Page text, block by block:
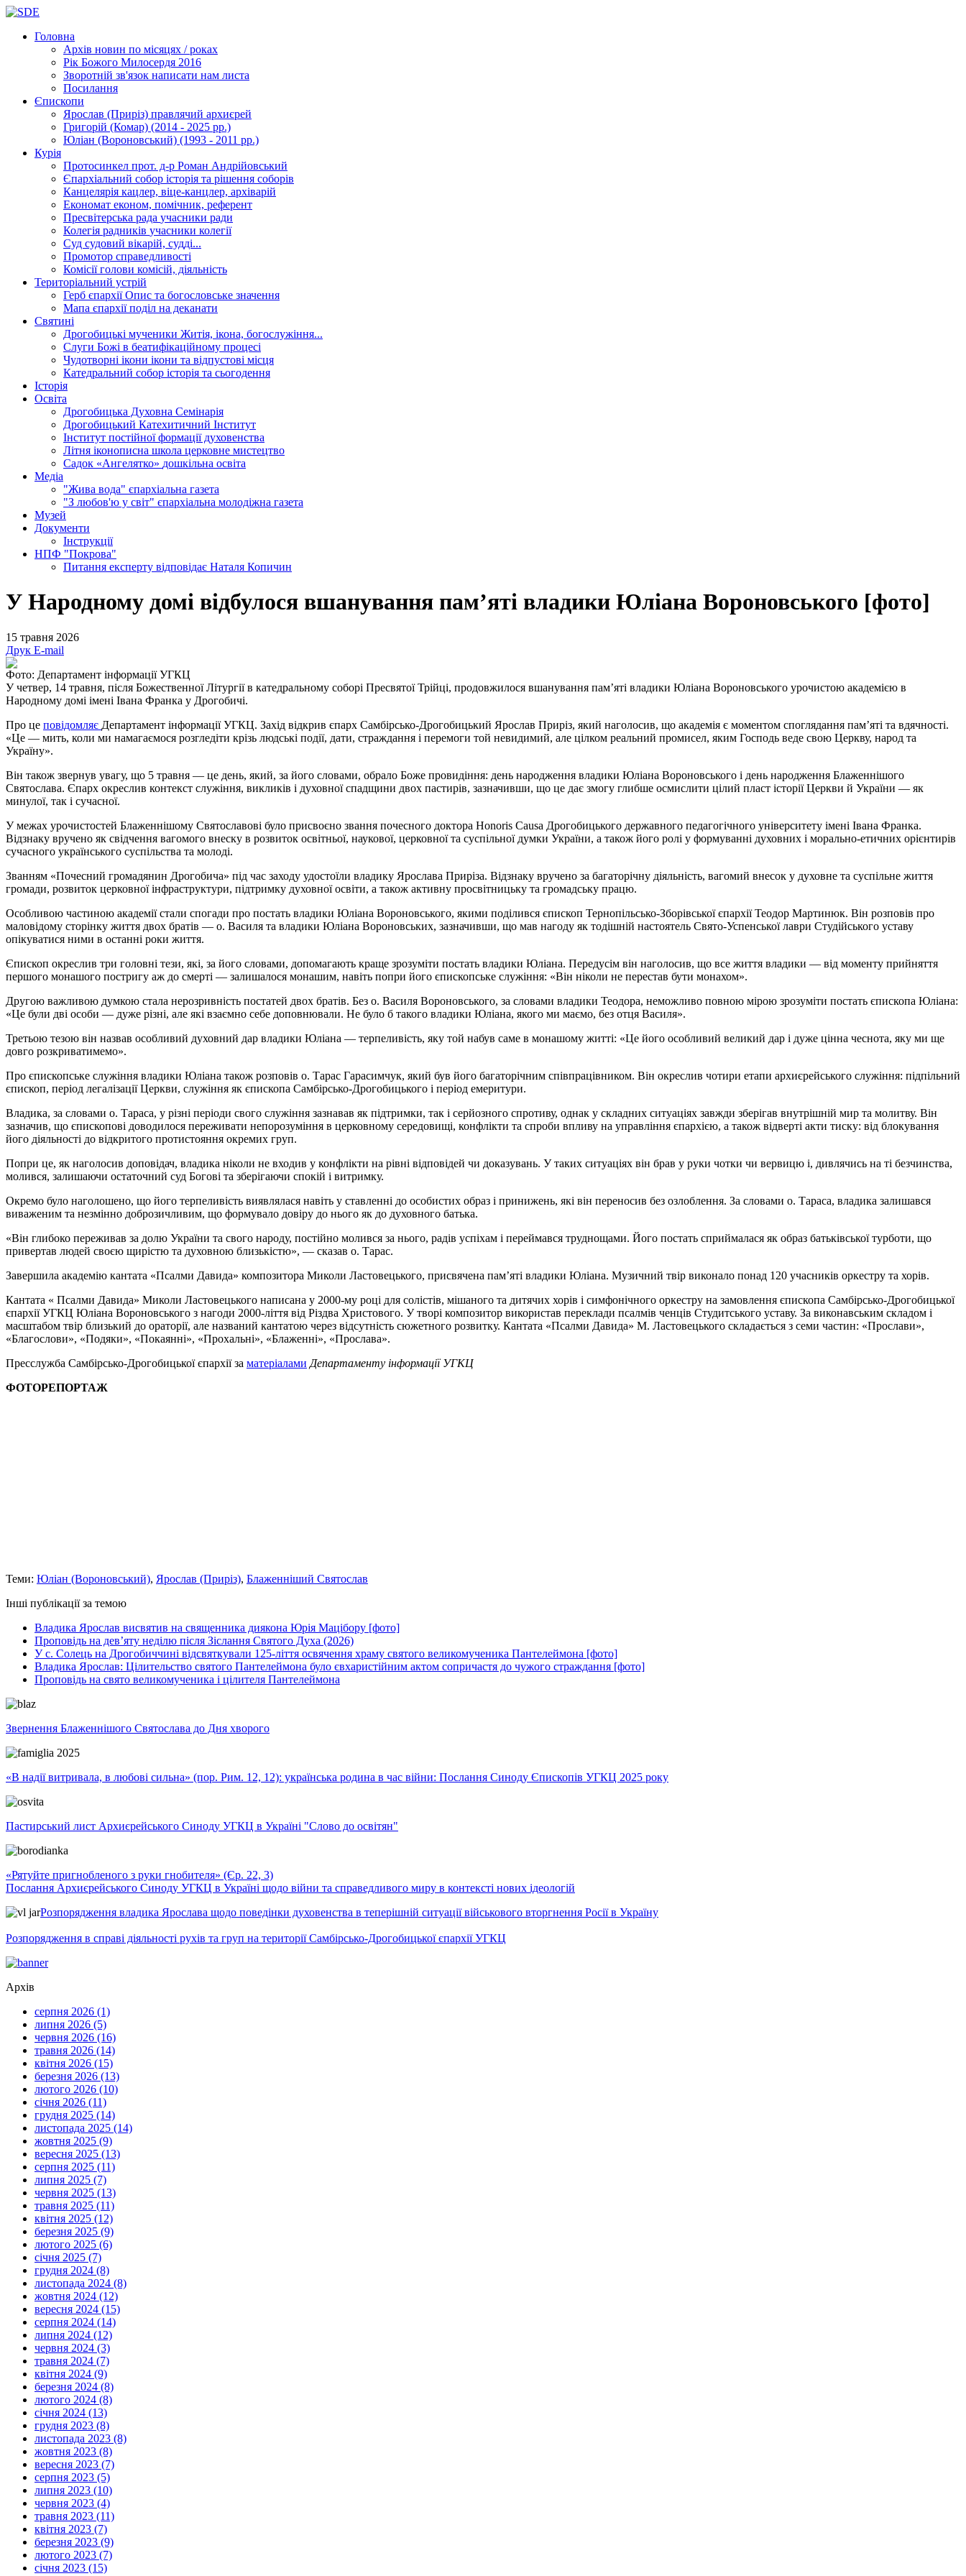
Головна
Архів новин по місяцях / роках
Рік Божого Милосердя 2016
Зворотній зв'язок написати нам листа
Посилання
Єпископи
Ярослав (Приріз) правлячий архиєрей
Григорій (Комар) (2014 - 2025 рр.)
Юліан (Вороновський) (1993 - 2011 рр.)
Курія
Протосинкел прот. д-р Роман Андрійовський
Єпархіальний собор історія та рішення соборів
Канцелярія кацлер, віце-канцлер, архіварій
Економат економ, помічник, референт
Пресвітерська рада учасники ради
Колегія радників учасники колегії
Суд судовий вікарій, судді...
Промотор справедливості
Комісіїголови комісій, діяльність
Територіальний устрій
Герб єпархіїОпис та богословське значення
Мапа єпархіїподіл на деканати
Святині
Дрогобицькі мученики Житія, ікона, богослужіння...
Слуги Божі в беатифікаційному процесі
Чудотворні ікони ікони та відпустові місця
Катедральний собор історія та сьогодення
Історія
Освіта
Дрогобицька Духовна Семінарія
Дрогобицький Катехитичний Інститут
Інститут постійної формації духовенства
Літня іконописна школа церковне мистецтво
Садок «Ангелятко» дошкільна освіта
Медіа
"Жива вода" єпархіальна газета
"З любов'ю у світ" єпархіальна молодіжна газета
Музей
Документи
Інструкції
НПФ "Покрова"
Питання експерту відповідає Наталя Копичин
У Народному домі відбулося вшанування пам’яті владики Юліана Вороновського [фото]
15 травня 2026
Друк E-mail
Фото: Департамент інформації УГКЦ
У четвер, 14 травня, після Божественної Літургії в катедральному соборі Пресвятої Трійці, продовжилося вшанування пам’яті владики Юліана Вороновського урочистою академією в
Народному домі імені Івана Франка у Дрогобичі.
Про це повідомляє Департамент інформації УГКЦ. Захід відкрив єпарх Самбірсько-Дрогобицький Ярослав Приріз, який наголосив, що академія є моментом споглядання пам’яті та вдячності.
«Це — мить, коли ми намагаємося розгледіти крізь людські події, дати, страждання і перемоги той невидимий, але цілком реальний промисел, яким Господь веде свою Церкву, народ та
Україну».
Він також звернув увагу, що 5 травня — це день, який, за його словами, обрало Боже провидіння: день народження владики Юліана Вороновського і день народження Блаженнішого
Святослава. Єпарх окреслив контекст служіння, викликів і духовної спадщини двох пастирів, зазначивши, що це дає змогу глибше осмислити цілий пласт історії Церкви й України — як
минулої, так і сучасної.
У межах урочистостей Блаженнішому Святославові було присвоєно звання почесного доктора Honoris Causa Дрогобицького державного педагогічного університету імені Івана Франка.
Відзнаку вручено як свідчення вагомого внеску в розвиток освітньої, наукової, церковної та суспільної думки України, а також його ролі у формуванні духовних і морально-етичних орієнтирів
сучасного українського суспільства та молоді.
Званням «Почесний громадянин Дрогобича» під час заходу удостоїли владику Ярослава Приріза. Відзнаку вручено за багаторічну діяльність, вагомий внесок у духовне та суспільне життя
громади, розвиток церковної інфраструктури, підтримку духовної освіти, а також активну просвітницьку та громадську працю.
Особливою частиною академії стали спогади про постать владики Юліана Вороновського, якими поділився єпископ Тернопільсько-Зборівської єпархії Теодор Мартинюк. Він розповів про
маловідому сторінку життя двох братів — о. Василя та владики Юліана Вороновських, зазначивши, що мав нагоду як тодішній настоятель Свято-Успенської лаври Студійського уставу
опікуватися ними в останні роки життя.
Єпископ окреслив три головні тези, які, за його словами, допомагають краще зрозуміти постать владики Юліана. Передусім він наголосив, що все життя владики — від моменту прийняття
першого монашого постригу аж до смерті — залишалося монашим, навіть попри його єпископське служіння: «Він ніколи не перестав бути монахом».
Другою важливою думкою стала нерозривність постатей двох братів. Без о. Василя Вороновського, за словами владики Теодора, неможливо повною мірою зрозуміти постать єпископа Юліана:
«Це були дві особи — дуже різні, але які взаємно себе доповнювали. Не було б такого владики Юліана, якого ми маємо, без отця Василя».
Третьою тезою він назвав особливий духовний дар владики Юліана — терпеливість, яку той набув саме в монашому житті: «Це його особливий великий дар і дуже цінна чеснота, яку ми ще
довго розкриватимемо».
Про єпископське служіння владики Юліана також розповів о. Тарас Гарасимчук, який був його багаторічним співпрацівником. Він окреслив чотири етапи архиєрейського служіння: підпільний
єпископ, період легалізації Церкви, служіння як єпископа Самбірсько-Дрогобицького і період емеритури.
Владика, за словами о. Тараса, у різні періоди свого служіння зазнавав як підтримки, так і серйозного спротиву, однак у складних ситуаціях завжди зберігав внутрішній мир та молитву. Він
зазначив, що єпископові доводилося переживати непорозуміння в церковному середовищі, конфлікти та спроби впливу на управління єпархією, а також відверті акти тиску: від блокування
його діяльності до відкритого протистояння окремих груп.
Попри це, як наголосив доповідач, владика ніколи не входив у конфлікти на рівні відповідей чи доказувань. У таких ситуаціях він брав у руки чотки чи вервицю і, дивлячись на ті безчинства,
молився, залишаючи остаточний суд Богові та зберігаючи спокій і витримку.
Окремо було наголошено, що його терпеливість виявлялася навіть у ставленні до особистих образ і принижень, які він переносив без озлоблення. За словами о. Тараса, владика залишався
виваженим та незмінно доброзичливим, що формувало довіру до нього як до духовного батька.
«Він глибоко переживав за долю України та свого народу, постійно молився за нього, радів успіхам і переймався труднощами. Його постать сприймалася як образ батьківської турботи, що
привертав людей своєю щирістю та духовною близькістю», — сказав о. Тарас.
Завершила академію кантата «Псалми Давида» композитора Миколи Ластовецького, присвячена пам’яті владики Юліана. Музичний твір виконало понад 120 учасників оркестру та хорів.
Кантата « Псалми Давида» Миколи Ластовецького написана у 2000-му році для солістів, мішаного та дитячих хорів і симфонічного оркестру на замовлення єпископа Самбірсько-Дрогобицької
єпархії УГКЦ Юліана Вороновського з нагоди 2000-ліття від Різдва Христового. У творі композитор використав переклади псалмів ченців Студитського уставу. За виконавським складом і
масштабом твір близький до ораторії, але названий кантатою через відсутність сюжетного розвитку. Кантата «Псалми Давида» М. Ластовецького складається з семи частин: «Прослави»,
«Благослови», «Подяки», «Покаянні», «Прохальні», «Блаженні», «Прослава».
Пресслужба Самбірсько-Дрогобицької єпархії за матеріалами Департаменту інформації УГКЦ
ФОТОРЕПОРТАЖ
Теми: Юліан (Вороновський), Ярослав (Приріз), Блаженніший Святослав
Інші публікації за темою
Владика Ярослав висвятив на священника диякона Юрія Мацібору [фото]
Проповідь на дев’яту неділю після Зіслання Святого Духа (2026)
У с. Солець на Дрогобиччині відсвяткували 125-ліття освячення храму святого великомученика Пантелеймона [фото]
Владика Ярослав: Цілительство святого Пантелеймона було євхаристійним актом сопричастя до чужого страждання [фото]
Проповідь на свято великомученика і цілителя Пантелеймона
Звернення Блаженнішого Святослава до Дня хворого
«В надії витривала, в любові сильна» (пор. Рим. 12, 12): українська родина в час війни: Послання Синоду Єпископів УГКЦ 2025 року
Пастирський лист Архиєрейського Синоду УГКЦ в Україні "Слово до освітян"
«Рятуйте пригнобленого з руки гнобителя» (Єр. 22, 3)
Послання Архиєрейського Синоду УГКЦ в Україні щодо війни та справедливого миру в контексті нових ідеологій
Розпорядження владика Ярослава щодо поведінки духовенства в теперішній ситуації військового вторгнення Росії в Україну
Розпорядження в справі діяльності рухів та груп на території Самбірсько-Дрогобицької єпархії УГКЦ
Архів
серпня 2026 (1)
липня 2026 (5)
червня 2026 (16)
травня 2026 (14)
квітня 2026 (15)
березня 2026 (13)
лютого 2026 (10)
січня 2026 (11)
грудня 2025 (14)
листопада 2025 (14)
жовтня 2025 (9)
вересня 2025 (13)
серпня 2025 (11)
липня 2025 (7)
червня 2025 (13)
травня 2025 (11)
квітня 2025 (12)
березня 2025 (9)
лютого 2025 (6)
січня 2025 (7)
грудня 2024 (8)
листопада 2024 (8)
жовтня 2024 (12)
вересня 2024 (15)
серпня 2024 (14)
липня 2024 (12)
червня 2024 (3)
травня 2024 (7)
квітня 2024 (9)
березня 2024 (8)
лютого 2024 (8)
січня 2024 (13)
грудня 2023 (8)
листопада 2023 (8)
жовтня 2023 (8)
вересня 2023 (7)
серпня 2023 (5)
липня 2023 (10)
червня 2023 (4)
травня 2023 (11)
квітня 2023 (7)
березня 2023 (9)
лютого 2023 (7)
січня 2023 (15)